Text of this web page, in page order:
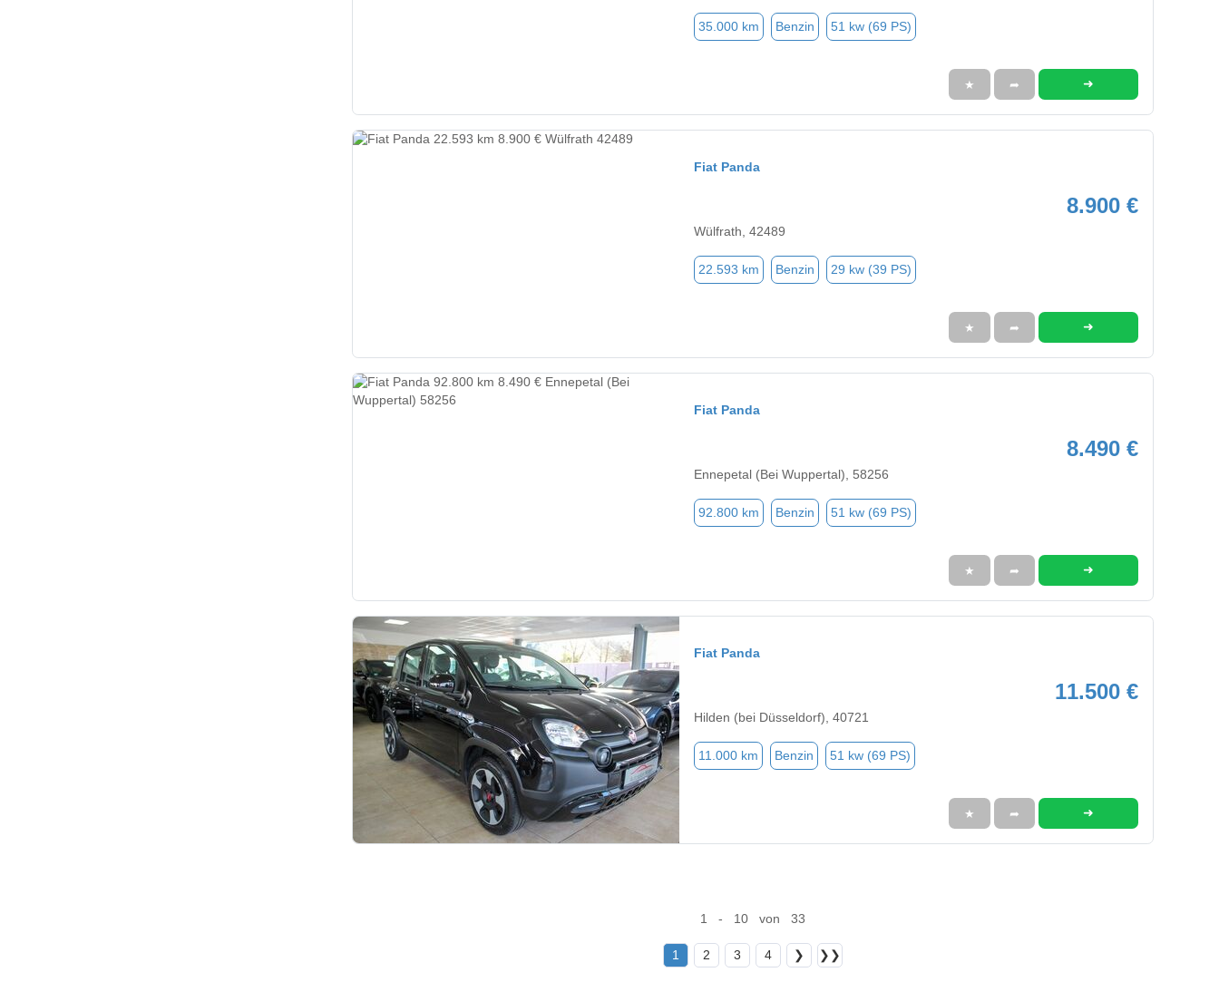
35.000 km Benzin 51 kw (69 PS)
★ ➦ ➜
Fiat Panda
8.900 €
Wülfrath, 42489
22.593 km Benzin 29 kw (39 PS)
★ ➦ ➜
Fiat Panda
8.490 €
Ennepetal (Bei Wuppertal), 58256
92.800 km Benzin 51 kw (69 PS)
★ ➦ ➜
Fiat Panda
11.500 €
Hilden (bei Düsseldorf), 40721
11.000 km Benzin 51 kw (69 PS)
★ ➦ ➜
1 - 10 von 33
1 2 3 4 ❯ ❯❯